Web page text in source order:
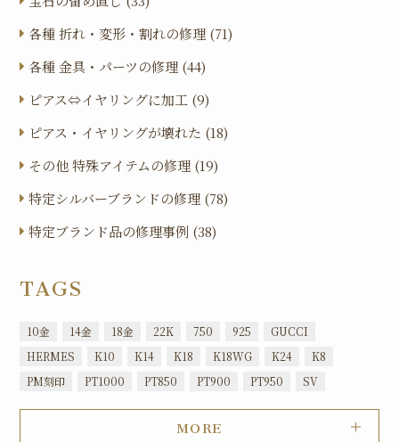
各種 折れ・変形・割れの修理 (71)
各種 金具・パーツの修理 (44)
ピアス⇔イヤリングに加工 (9)
ピアス・イヤリングが壊れた (18)
その他 特殊アイテムの修理 (19)
特定シルバーブランドの修理 (78)
特定ブランド品の修理事例 (38)
TAGS
10金 14金 18金 22K 750 925
GUCCI
HERMES
K10 K14 K18 K18WG K24
K8
PM刻印
PT1000 PT850 PT900 PT950 SV
MORE